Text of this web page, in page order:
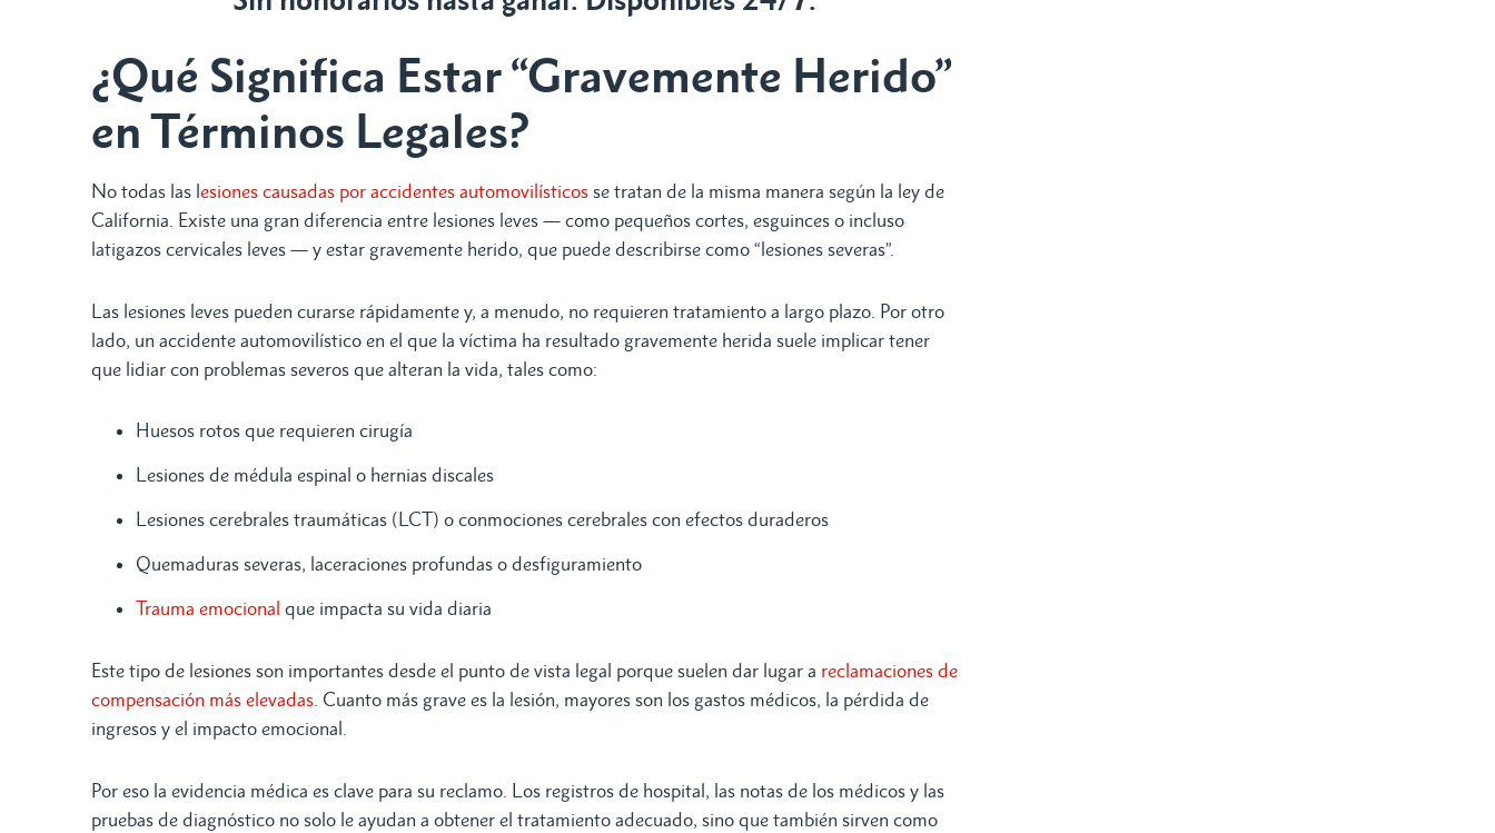
¿Qué Significa Estar “Gravemente Herido”
en Términos Legales?
No todas las lesiones causadas por accidentes automovilísticos se tratan de la misma manera según la ley de
California. Existe una gran diferencia entre lesiones leves — como pequeños cortes, esguinces o incluso
latigazos cervicales leves — y estar gravemente herido, que puede describirse como “lesiones severas”.
Las lesiones leves pueden curarse rápidamente y, a menudo, no requieren tratamiento a largo plazo. Por otro
lado, un accidente automovilístico en el que la víctima ha resultado gravemente herida suele implicar tener
que lidiar con problemas severos que alteran la vida, tales como:
Huesos rotos que requieren cirugía
Lesiones de médula espinal o hernias discales
Lesiones cerebrales traumáticas (LCT) o conmociones cerebrales con efectos duraderos
Quemaduras severas, laceraciones profundas o desfiguramiento
Trauma emocional que impacta su vida diaria
Este tipo de lesiones son importantes desde el punto de vista legal porque suelen dar lugar a reclamaciones de
compensación más elevadas. Cuanto más grave es la lesión, mayores son los gastos médicos, la pérdida de
ingresos y el impacto emocional.
Por eso la evidencia médica es clave para su reclamo. Los registros de hospital, las notas de los médicos y las
pruebas de diagnóstico no solo le ayudan a obtener el tratamiento adecuado, sino que también sirven como